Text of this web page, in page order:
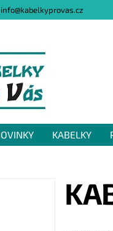
info@kabelkyprovas.cz
KABELKY